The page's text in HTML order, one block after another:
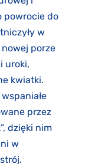
powrocie do
w
porze
uroki,
kwiatki.
przez
dzięki nim
w